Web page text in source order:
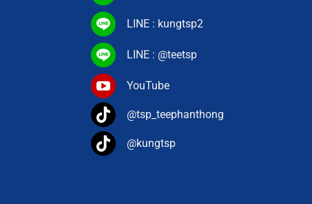
LINE : kungtsp2
LINE : @teetsp
YouTube
@tsp_teephanthong
@kungtsp